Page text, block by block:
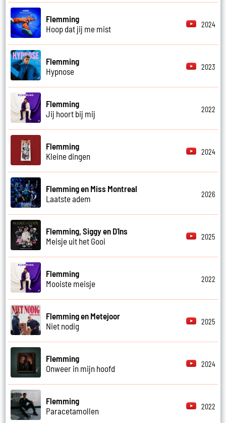
Flemming
Hoop dat jij me mist
2024
Flemming
Hypnose
2023
Flemming
Jij hoort bij mij
2022
Flemming
Kleine dingen
2024
Flemming en Miss Montreal
Laatste adem
2026
Flemming, Siggy en D1ns
Meisje uit het Gooi
2025
Flemming
Mooiste meisje
2022
Flemming en Metejoor
Niet nodig
2025
Flemming
Onweer in mijn hoofd
2024
Flemming
Paracetamollen
2022